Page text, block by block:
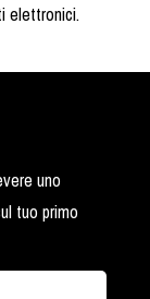
elettronici.
uno
tuo primo